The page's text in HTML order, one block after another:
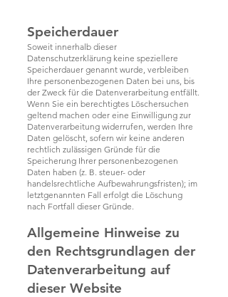
Speicherdauer
Soweit innerhalb dieser
Datenschutzerklärung keine speziellere
Speicherdauer genannt wurde, verbleiben
Ihre personenbezogenen Daten bei uns, bis
der Zweck für die Datenverarbeitung entfällt.
Wenn Sie ein berechtigtes Löschersuchen
geltend machen oder eine Einwilligung zur
Datenverarbeitung widerrufen, werden Ihre
Daten gelöscht, sofern wir keine anderen
rechtlich zulässigen Gründe für die
Speicherung Ihrer personenbezogenen
Daten haben (z. B. steuer- oder
handelsrechtliche Aufbewahrungsfristen); im
letztgenannten Fall erfolgt die Löschung
nach Fortfall dieser Gründe.
Allgemeine Hinweise zu
den Rechtsgrundlagen der
Datenverarbeitung auf
dieser Website